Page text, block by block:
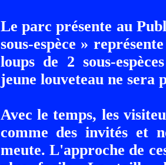
Le parc présente au
sous-espèce »
loups de 2 sous-
jeune louveteau ne sera
Avec le temps, les
comme des invités et
meute. L'approche de